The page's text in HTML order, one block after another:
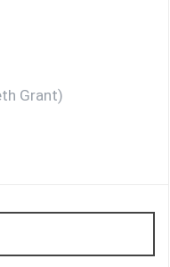
Grant)